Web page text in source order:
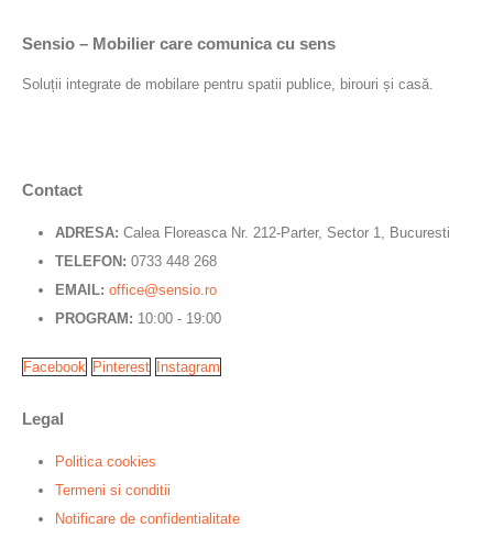
Sensio – Mobilier care comunica cu sens
Soluții integrate de mobilare pentru spatii publice, birouri și casă.
Contact
ADRESA: Calea Floreasca Nr. 212-Parter, Sector 1, Bucuresti
TELEFON: 0733 448 268
EMAIL: office@sensio.ro
PROGRAM: 10:00 - 19:00
Facebook Pinterest Instagram
Legal
Politica cookies
Termeni si conditii
Notificare de confidentialitate